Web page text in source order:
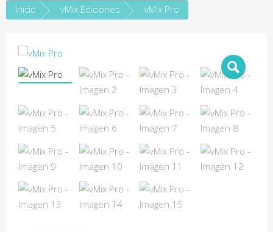
Inicio vMix Ediciones vMix Pro